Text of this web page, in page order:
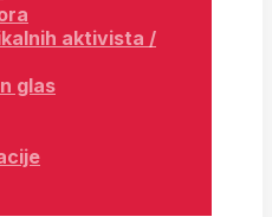
aktivista /
glas